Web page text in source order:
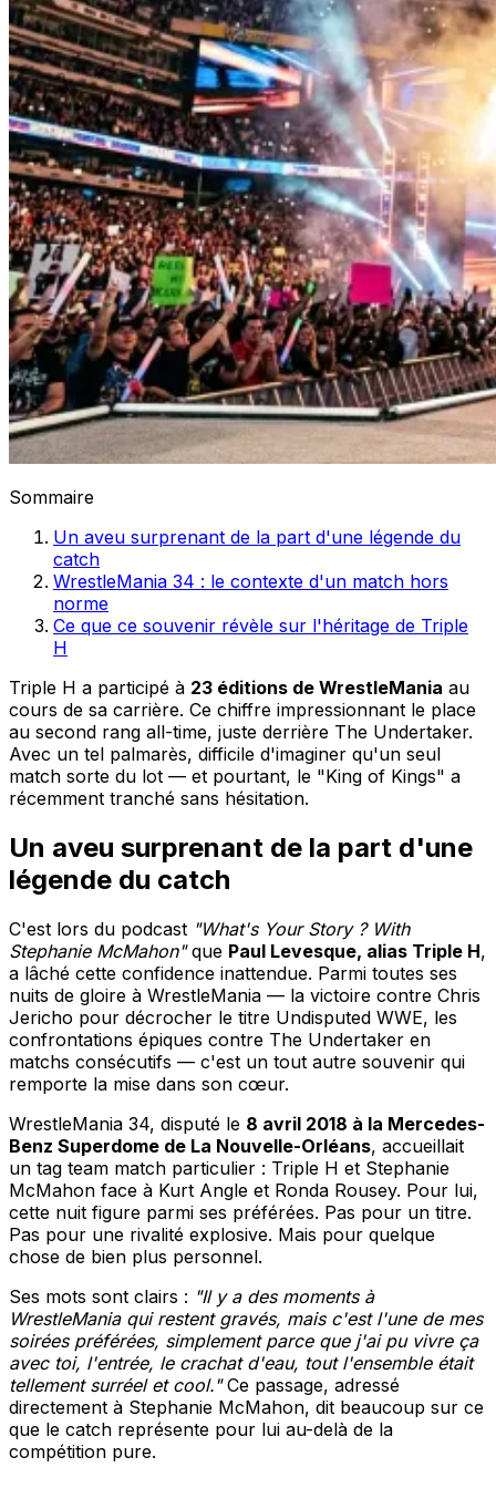
Sommaire
Un aveu surprenant de la part d'une légende du
catch
WrestleMania 34 : le contexte d'un match hors
norme
Ce que ce souvenir révèle sur l'héritage de Triple
H
Triple H a participé à 23 éditions de WrestleMania au
cours de sa carrière. Ce chiffre impressionnant le place
au second rang all-time, juste derrière The Undertaker.
Avec un tel palmarès, difficile d'imaginer qu'un seul
match sorte du lot — et pourtant, le "King of Kings" a
récemment tranché sans hésitation.
Un aveu surprenant de la part d'une
légende du catch
C'est lors du podcast "What's Your Story ? With
Stephanie McMahon"que Paul Levesque, alias Triple H,
a lâché cette confidence inattendue. Parmi toutes ses
nuits de gloire à WrestleMania — la victoire contre Chris
Jericho pour décrocher le titre Undisputed WWE, les
confrontations épiques contre The Undertaker en
matchs consécutifs — c'est un tout autre souvenir qui
remporte la mise dans son cœur.
WrestleMania 34, disputé le 8 avril 2018 à la Mercedes-
Benz Superdome de La Nouvelle-Orléans, accueillait
un tag team match particulier : Triple H et Stephanie
McMahon face à Kurt Angle et Ronda Rousey. Pour lui,
cette nuit figure parmi ses préférées. Pas pour un titre.
Pas pour une rivalité explosive. Mais pour quelque
chose de bien plus personnel.
Ses mots sont clairs : "Il y a des moments à
WrestleMania qui restent gravés, mais c'est l'une de mes
soirées préférées, simplement parce que j'ai pu vivre ça
avec toi, l'entrée, le crachat d'eau, tout l'ensemble était
tellement surréel et cool."Ce passage, adressé
directement à Stephanie McMahon, dit beaucoup sur ce
que le catch représente pour lui au-delà de la
compétition pure.